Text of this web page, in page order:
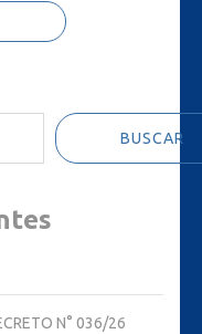
BUSCAR
N° 036/26